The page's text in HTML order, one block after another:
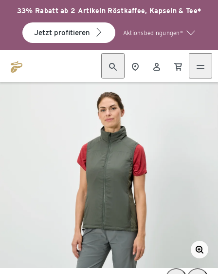
33% Rabatt ab 2 Artikeln Röstkaffee, Kapseln & Tee*
Jetzt profitieren Aktionsbedingungen*